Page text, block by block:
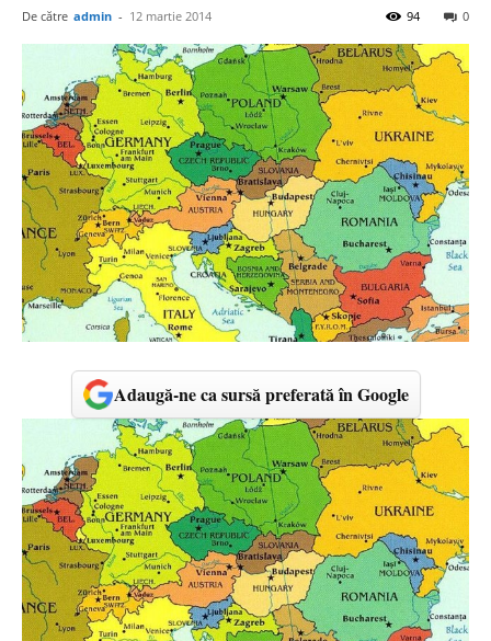
De către admin - 12 martie 2014 0
94
Adaugă-ne ca sursă preferată în Google